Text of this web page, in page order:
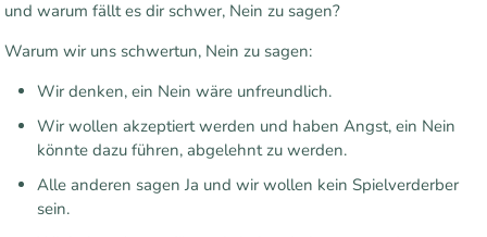
und warum fällt es dir schwer, Nein zu sagen?
Warum wir uns schwertun, Nein zu sagen:
Wir denken, ein Nein wäre unfreundlich.
Wir wollen akzeptiert werden und haben Angst, ein Nein
könnte dazu führen, abgelehnt zu werden.
Alle anderen sagen Ja und wir wollen kein Spielverderber
sein.